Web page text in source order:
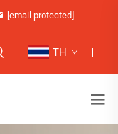
[email protected]
TH